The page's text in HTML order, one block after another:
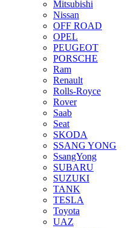
Mitsubishi
Nissan
OFF ROAD
OPEL
PEUGEOT
PORSCHE
Ram
Renault
Rolls-Royce
Rover
Saab
Seat
SKODA
SSANG YONG
SsangYong
SUBARU
SUZUKI
TANK
TESLA
Toyota
UAZ